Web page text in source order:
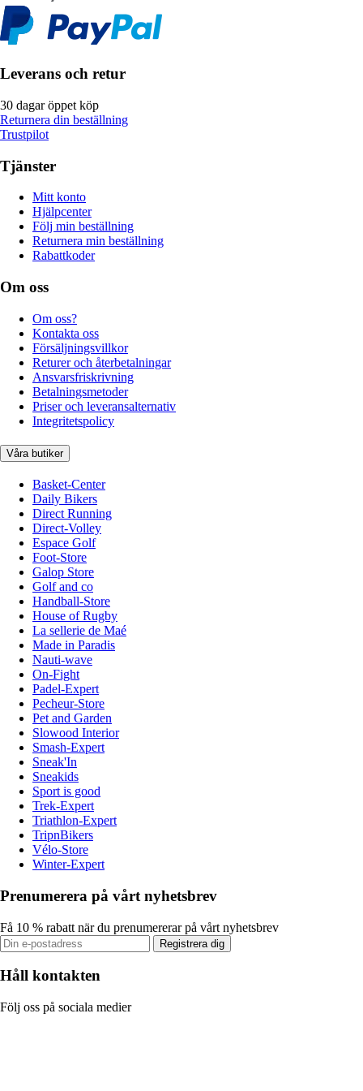
Leverans och retur
30 dagar öppet köp
Returnera din beställning
Trustpilot
Tjänster
Mitt konto
Hjälpcenter
Följ min beställning
Returnera min beställning
Rabattkoder
Om oss
Om oss?
Kontakta oss
Försäljningsvillkor
Returer och återbetalningar
Ansvarsfriskrivning
Betalningsmetoder
Priser och leveransalternativ
Integritetspolicy
Våra butiker
Basket-Center
Daily Bikers
Direct Running
Direct-Volley
Espace Golf
Foot-Store
Galop Store
Golf and co
Handball-Store
House of Rugby
La sellerie de Maé
Made in Paradis
Nauti-wave
On-Fight
Padel-Expert
Pecheur-Store
Pet and Garden
Slowood Interior
Smash-Expert
Sneak'In
Sneakids
Sport is good
Trek-Expert
Triathlon-Expert
TripnBikers
Vélo-Store
Winter-Expert
Prenumerera på vårt nyhetsbrev
Få 10 % rabatt när du prenumererar på vårt nyhetsbrev
Registrera dig
Håll kontakten
Följ oss på sociala medier